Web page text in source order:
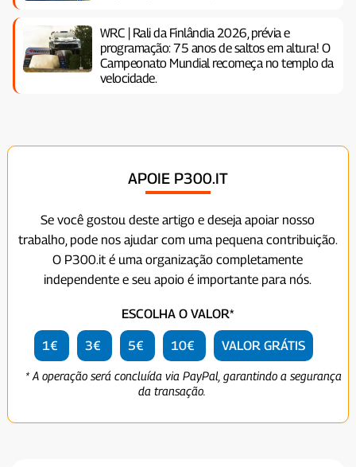
WRC | Rali da Finlândia 2026, prévia e
programação: 75 anos de saltos em altura! O
Campeonato Mundial recomeça no templo da
velocidade.
APOIE P300.IT
Se você gostou deste artigo e deseja apoiar nosso
trabalho, pode nos ajudar com uma pequena contribuição.
O P300.it é uma organização completamente
independente e seu apoio é importante para nós.
ESCOLHA O VALOR*
1€ 3€ 5€ 10€ VALOR GRÁTIS
* A operação será concluída via PayPal, garantindo a segurança
da transação.